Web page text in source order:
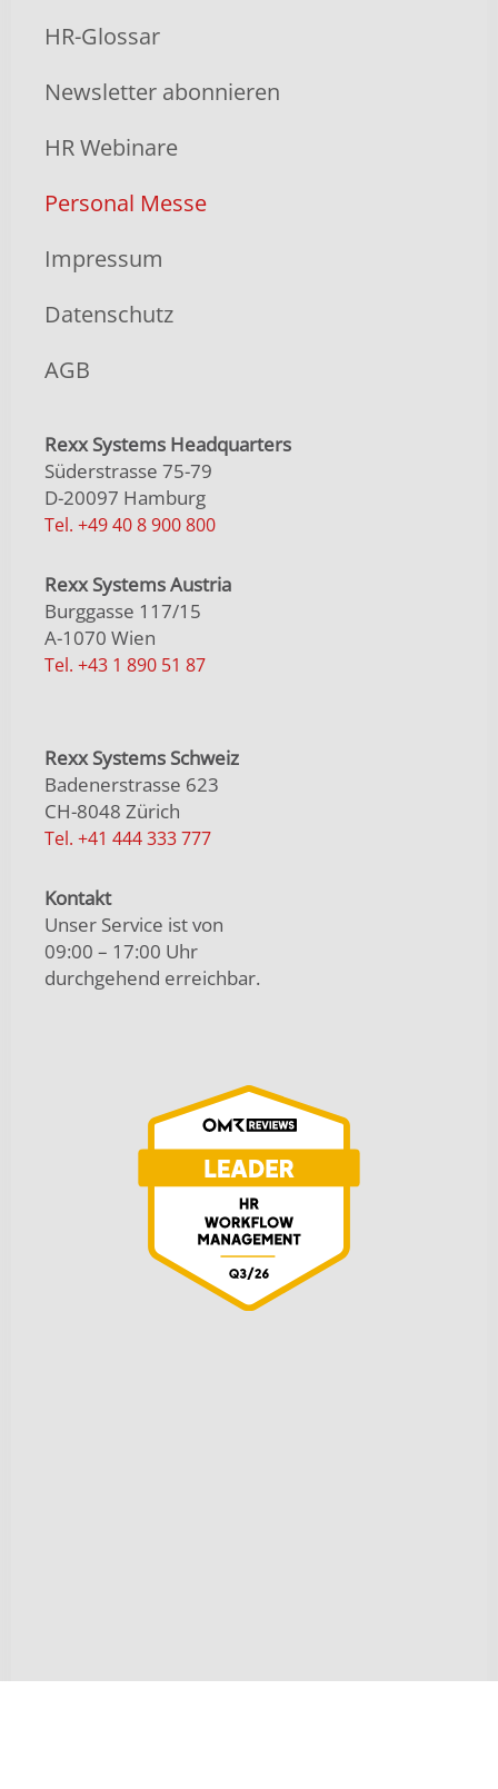
HR-Glossar
Newsletter abonnieren
HR Webinare
Personal Messe
Impressum
Datenschutz
AGB
Rexx Systems Headquarters
Süderstrasse 75-79
D-20097 Hamburg
Tel. +49 40 8 900 800
Rexx Systems Austria
Burggasse 117/15
A-1070 Wien
Tel. +43 1 890 51 87
Rexx Systems Schweiz
Badenerstrasse 623
CH-8048 Zürich
Tel. +41 444 333 777
Kontakt
Unser Service ist von
09:00 – 17:00 Uhr
durchgehend erreichbar.